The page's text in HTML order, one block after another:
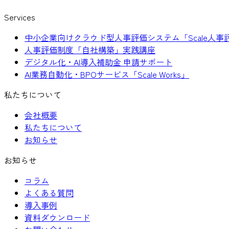
Services
中小企業向けクラウド型人事評価システム「Scale人事
人事評価制度「自社構築」実践講座
デジタル化・AI導入補助金 申請サポート
AI業務自動化・BPOサービス「Scale Works」
私たちについて
会社概要
私たちについて
お知らせ
お知らせ
コラム
よくある質問
導入事例
資料ダウンロード